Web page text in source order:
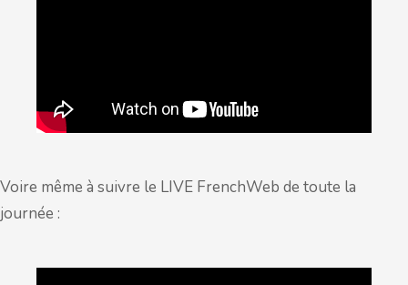
Voire même à suivre le LIVE FrenchWeb de toute la
journée :